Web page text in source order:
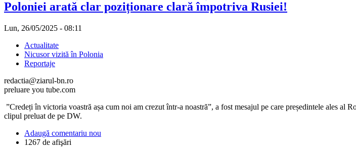
Poloniei arată clar poziționare clară împotriva Rusiei!
Lun, 26/05/2025 - 08:11
Actualitate
Nicusor vizită în Polonia
Reportaje
redactia@ziarul-bn.ro
preluare you tube.com
”Credeți în victoria voastră așa cum noi am crezut într-a noastră”, a fost mesajul pe care președintele ales
clipul preluat de pe DW.
Adaugă comentariu nou
1267 de afişări